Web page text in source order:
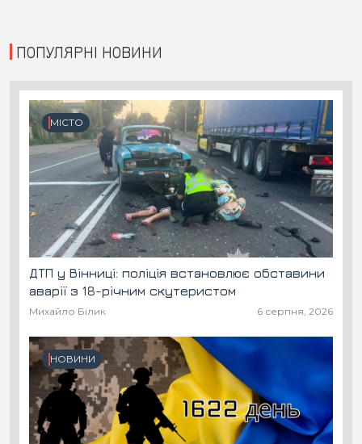
ПОПУЛЯРНІ НОВИНИ
МІСТО
ДТП у Вінниці: поліція встановлює обставини
аварії з 18-річним скутеристом
Михайло Білик 6 серпня, 2026
НОВИНИ